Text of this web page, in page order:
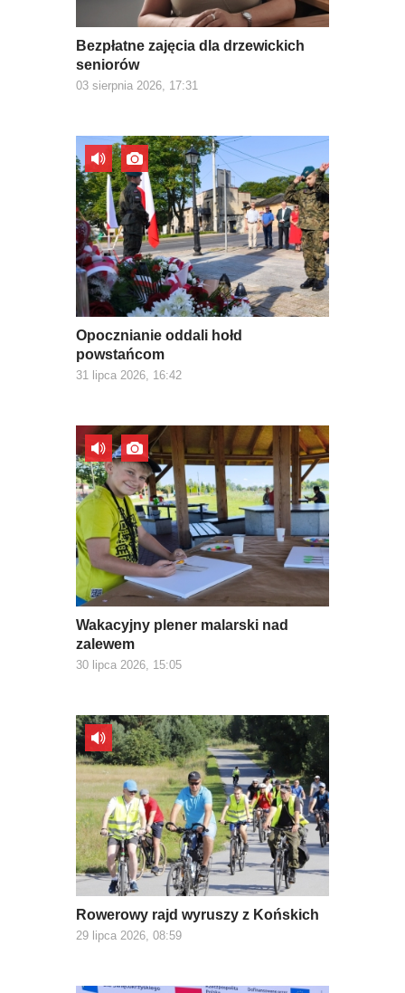
Bezpłatne zajęcia dla drzewickich
seniorów
03 sierpnia 2026, 17:31
Opocznianie oddali hołd
powstańcom
31 lipca 2026, 16:42
Wakacyjny plener malarski nad
zalewem
30 lipca 2026, 15:05
Rowerowy rajd wyruszy z Końskich
29 lipca 2026, 08:59